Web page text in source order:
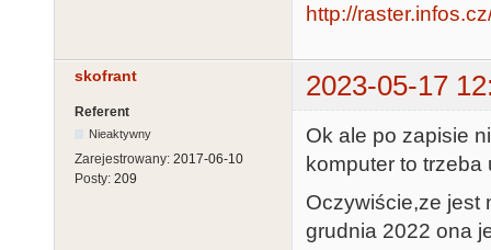
http://
skofrant 2023-05-17
Referent
Nieaktywny
Zarejestrowany: 2017-06-10
Posty: 209
Ok ale po zapisie
komputer to
Oczywiście,ze jest
grudnia 2022 ona